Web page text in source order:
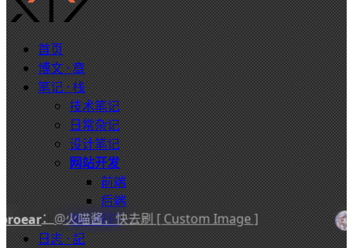
首页
博文 · 章
笔记 · 栈
技术笔记
日常杂记
设计笔记
网站开发
前端
后端
随心所记
日志 · 記
：@火喵酱，快去刷 [ Custom Image ] 火